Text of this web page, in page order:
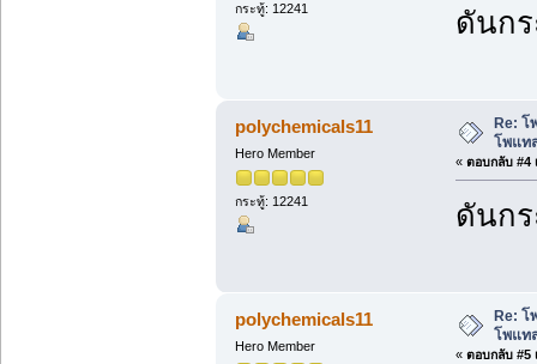
กระทู้: 12241 ดันก
polychemicals11
Hero Member
กระทู้: 12241
Re: โ
โพแท
« ตอบกลับ #4
ดันก
polychemicals11
Hero Member
Re: โ
โพแท
« ตอบกลับ #5